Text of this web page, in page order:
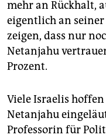
mehr an Rückhalt,
eigentlich an
zeigen, dass nur
Netanjahu
Prozent.
Viele Israelis hoffen
Netanjahu
Professorin für